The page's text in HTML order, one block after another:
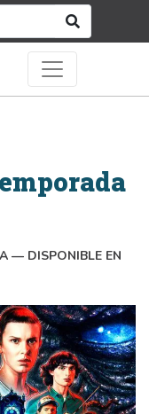
— DISPONIBLE EN